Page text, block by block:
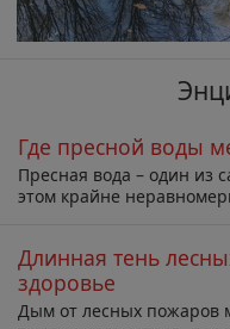
Где пресной воды
Пресная вода – один из
этом крайне
Длинная тень
здоровье
Дым от лесных пожаров